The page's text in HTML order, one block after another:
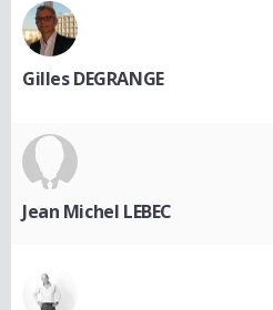
Gilles DEGRANGE
Jean Michel LEBEC